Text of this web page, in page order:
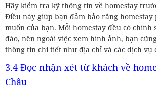
Hãy kiểm tra kỹ thông tin về homestay
Điều này giúp bạn đảm bảo rằng
muốn của bạn. Mỗi homestay đều có chính
đáo, nên ngoài việc xem hình ảnh, bạn
thông tin chi tiết như địa chỉ và các dịch vụ
3.4 Đọc nhận xét từ khách về
Châu